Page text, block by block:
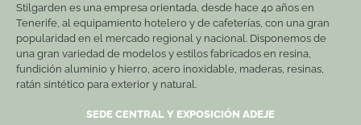
Stilgarden es una empresa orientada, desde hace 40 años en
Tenerife, al equipamiento hotelero y de cafeterías, con una gran
popularidad en el mercado regional y nacional. Disponemos de
una gran variedad de modelos y estilos fabricados en resina,
fundición aluminio y hierro, acero inoxidable, maderas, resinas,
ratán sintético para exterior y natural.
SEDE CENTRAL Y EXPOSICIÓN ADEJE